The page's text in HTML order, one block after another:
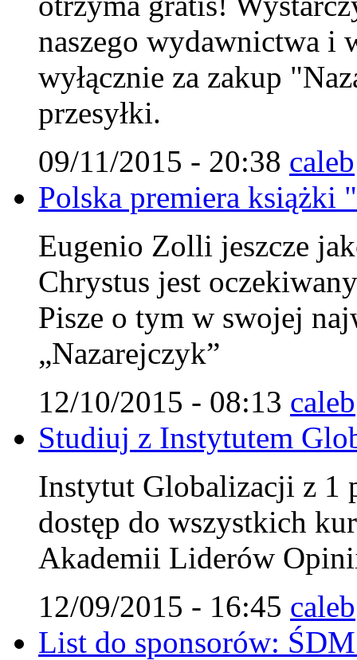
naszego wydawnictwa i
wyłącznie za zakup
przesyłki.
09/11/2015 - 20:38 caleb
Polska premiera
Eugenio Zolli jeszcze
Chrystus jest
Pisze o tym w swojej
„Nazarejczyk”
12/10/2015 - 08:13 caleb
Studiuj z Instytutem
Instytut Globalizacji z 1
dostęp do wszystkich
Akademii Liderów
12/09/2015 - 16:45 caleb
List do sponsorów: